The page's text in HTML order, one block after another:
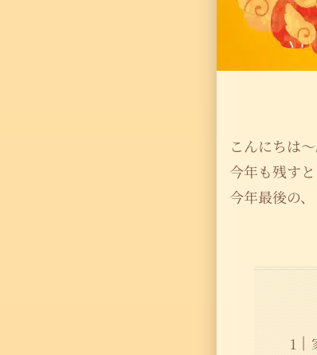
こんにちは〜
今年も残す
今年最後の